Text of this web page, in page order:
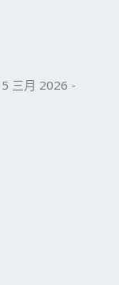
三月 2026 -